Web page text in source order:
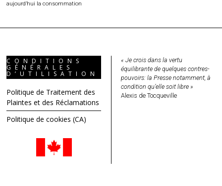
aujourd’hui la consommation
CONDITIONS
GÉNÉRALES
D’UTILISATION
Politique de Traitement des
Plaintes et des Réclamations
Politique de cookies (CA)
« Je crois dans la vertu
équilibrante de quelques contres-
pouvoirs: la Presse notamment, à
condition qu’elle soit libre »
Alexis de Tocqueville